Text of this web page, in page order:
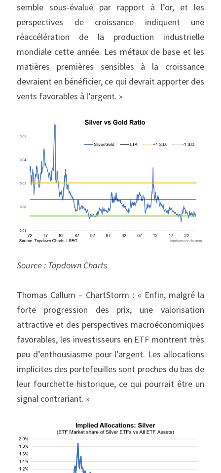
semble sous-évalué par rapport à l’or, et les
perspectives de croissance indiquent une
réaccélération de la production industrielle
mondiale cette année. Les métaux de base et les
matières premières sensibles à la croissance
devraient en bénéficier, ce qui devrait apporter des
vents favorables à l’argent. »
Source : Topdown Charts
Thomas Callum – ChartStorm : « Enfin, malgré la
forte progression des prix, une valorisation
attractive et des perspectives macroéconomiques
favorables, les investisseurs en ETF montrent très
peu d’enthousiasme pour l’argent. Les allocations
implicites des portefeuilles sont proches du bas de
leur fourchette historique, ce qui pourrait être un
signal contrariant. »